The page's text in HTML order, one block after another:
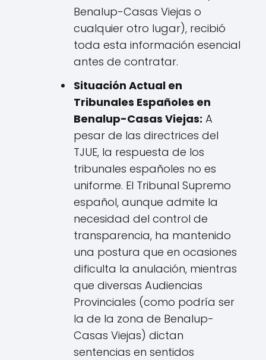
Benalup-Casas Viejas o
cualquier otro lugar), recibió
toda esta información esencial
antes de contratar.
Situación Actual en
Tribunales Españoles en
Benalup-Casas Viejas: A
pesar de las directrices del
TJUE, la respuesta de los
tribunales españoles no es
uniforme. El Tribunal Supremo
español, aunque admite la
necesidad del control de
transparencia, ha mantenido
una postura que en ocasiones
dificulta la anulación, mientras
que diversas Audiencias
Provinciales (como podría ser
la de la zona de Benalup-
Casas Viejas) dictan
sentencias en sentidos